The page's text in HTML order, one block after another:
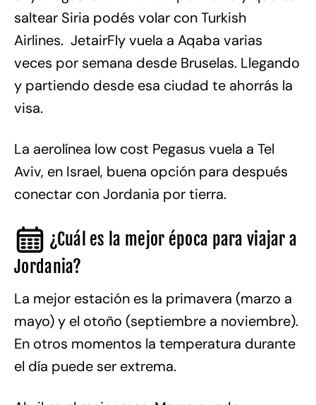
saltear Siria podés volar con Turkish
Airlines. JetairFly vuela a Aqaba varias
veces por semana desde Bruselas. Llegando
y partiendo desde esa ciudad te ahorrás la
visa.
La aerolínea low cost Pegasus vuela a Tel
Aviv, en Israel, buena opción para después
conectar con Jordania por tierra.
¿Cuál es la mejor época para viajar a
Jordania?
La mejor estación es la primavera (marzo a
mayo) y el otoño (septiembre a noviembre).
En otros momentos la temperatura durante
el día puede ser extrema.